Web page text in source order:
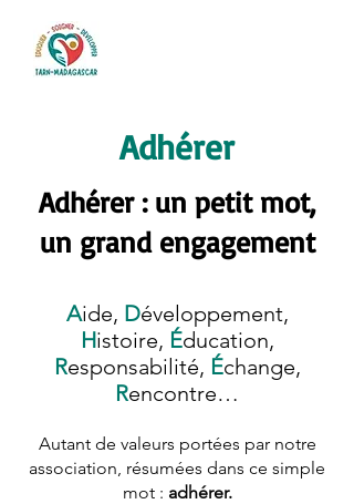
Adhérer
Adhérer : un petit mot,
un grand engagement
Aide, Développement,
Histoire, Éducation,
Responsabilité, Échange,
Rencontre…
Autant de valeurs portées par notre
association, résumées dans ce simple
mot : adhérer.